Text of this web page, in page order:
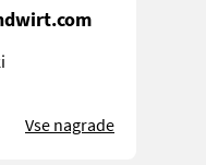
Vse nagrade